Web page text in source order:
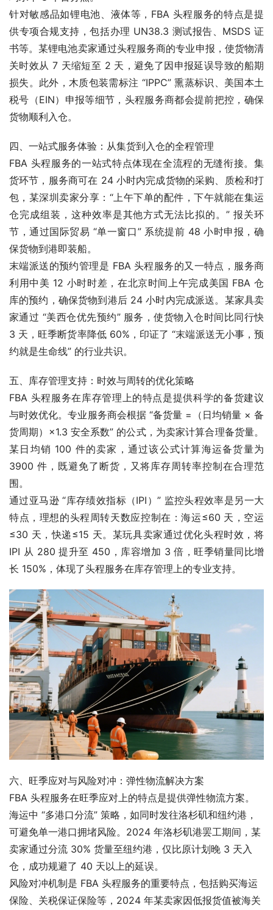
针对敏感品如锂电池、液体等，FBA 头程服务的特点是提
供专项合规支持，包括办理 UN38.3 测试报告、MSDS 证
书等。某锂电池卖家通过头程服务商的专业申报，使货物清
关时效从 7 天缩短至 2 天，避免了因申报延误导致的船期
损失。此外，木质包装需标注 “IPPC” 熏蒸标识、美国本土
税号（EIN）申报等细节，头程服务商都会提前把控，确保
货物顺利入仓。
四、一站式服务体验：从集货到入仓的全程管理
FBA 头程服务的一站式特点体现在全流程的无缝衔接。集
货环节，服务商可在 24 小时内完成货物的采购、质检和打
包，某深圳卖家分享：“上午下单的配件，下午就能在集运
仓完成组装，这种效率是其他方式无法比拟的。” 报关环
节，通过国际贸易 “单一窗口” 系统提前 48 小时申报，确
保货物到港即装船。
末端派送的预约管理是 FBA 头程服务的又一特点，服务商
利用中美 12 小时时差，在北京时间上午完成美国 FBA 仓
库的预约，确保货物到港后 24 小时内完成派送。某家具卖
家通过 “美西仓优先预约” 服务，使货物入仓时间比同行快
3 天，旺季断货率降低 60%，印证了 “末端派送无小事，预
约就是生命线” 的行业共识。
五、库存管理支持：时效与周转的优化策略
FBA 头程服务在库存管理上的特点是提供科学的备货建议
与时效优化。专业服务商会根据 “备货量 =（日均销量 × 备
货周期）×1.3 安全系数” 的公式，为卖家计算合理备货量。
某日均销 100 件的卖家，通过该公式计算海运备货量为
3900 件，既避免了断货，又将库存周转率控制在合理范
围。
通过亚马逊 “库存绩效指标（IPI）” 监控头程效率是另一大
特点，理想的头程周转天数应控制在：海运≤60 天，空运
≤30 天，快递≤15 天。某玩具卖家通过优化头程时效，将
IPI 从 280 提升至 450，库容增加 3 倍，旺季销量同比增
长 150%，体现了头程服务在库存管理上的专业支持。
六、旺季应对与风险对冲：弹性物流解决方案
FBA 头程服务在旺季应对上的特点是提供弹性物流方案。
海运中 “多港口分流” 策略，如同时发往洛杉矶和纽约港，
可避免单一港口拥堵风险。2024 年洛杉矶港罢工期间，某
卖家通过分流 30% 货量至纽约港，仅比原计划晚 3 天入
仓，成功规避了 40 天以上的延误。
风险对冲机制是 FBA 头程服务的重要特点，包括购买海运
保险、关税保证保险等，2024 年某卖家因低报货值被海关